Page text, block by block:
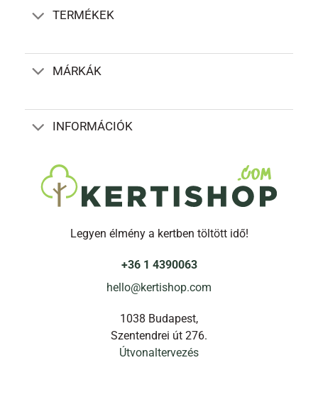
TERMÉKEK
MÁRKÁK
INFORMÁCIÓK
Legyen élmény a kertben töltött idő!
+36 1 4390063
hello@kertishop.com
1038 Budapest,
Szentendrei út 276.
Útvonaltervezés